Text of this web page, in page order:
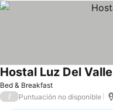
Bed & Breakfast
Hostal Luz Del Valle
/ Puntuación no disponible